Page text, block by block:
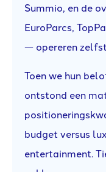
Summio, en de
EuroParcs,
— opereren
Toen we hun
ontstond een
budget versus
entertainment.